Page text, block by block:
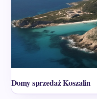
Domy sprzedaż Koszalin